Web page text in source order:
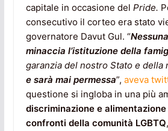
capitale in occasione del Pride.
consecutivo il corteo era stato
governatore Davut Gul. “
minaccia l’istituzione della
garanzia del nostro Stato e della
e sarà mai permessa”, aveva
questione si ingloba in una più
discriminazione e alimentazione
confronti della comunità LGBTQ